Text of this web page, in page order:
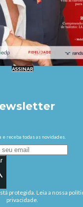
ASSINAR
e receba todas as novidades.
protegida. Leia a nossa
privacidade.